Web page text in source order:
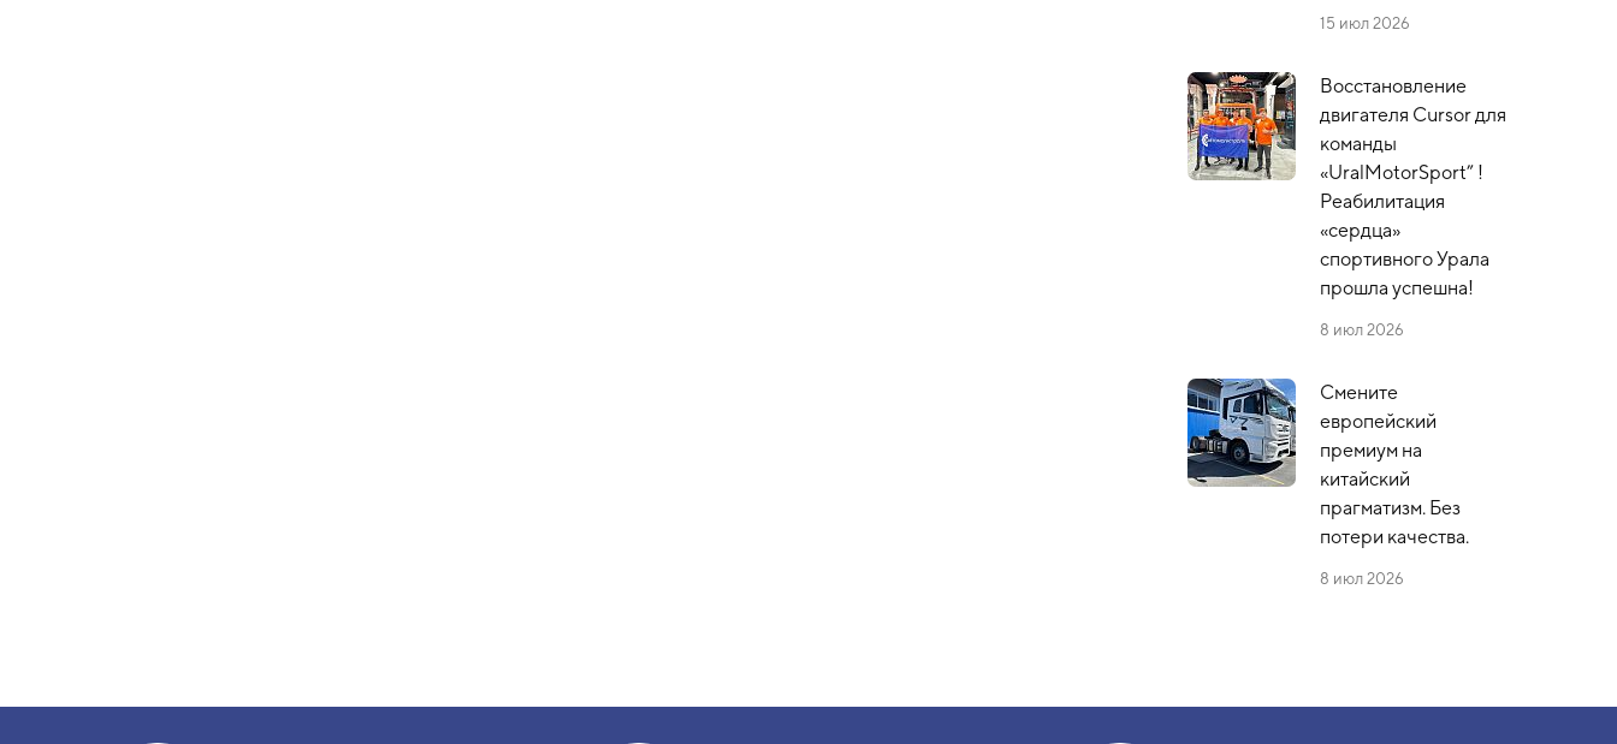
15 июл 2026
Восстановление
двигателя Cursor для
команды
«UralMotorSport” !
Реабилитация
«сердца»
спортивного Урала
прошла успешна!
8 июл 2026
Смените
европейский
премиум на
китайский
прагматизм. Без
потери качества.
8 июл 2026